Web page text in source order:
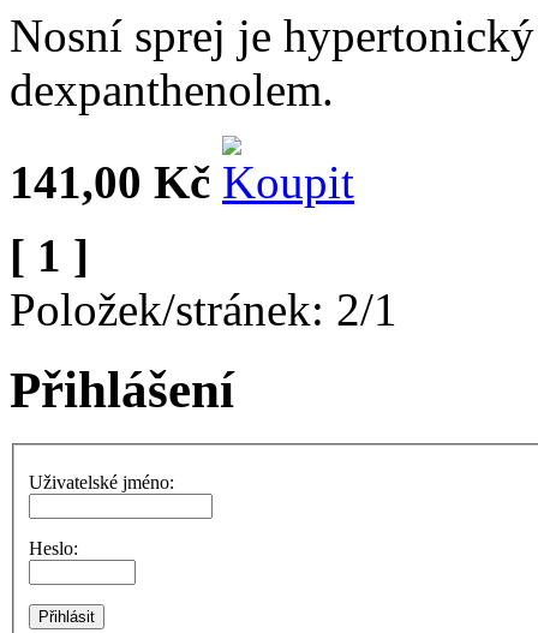
Nosní sprej je
dexpanthenolem.
141,00 Kč
[ 1 ]
Položek/stránek: 2/1
Přihlášení
Uživatelské jméno:
Heslo: